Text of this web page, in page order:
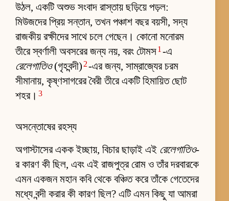
উঠল, একটি অশুভ সংবাদ রাস্তায় ছড়িয়ে পড়ল:
মিউজদের প্রিয় সন্তান, তখন পঞ্চাশ বছর বয়সী, সদ্য
রাজকীয় রক্ষীদের সাথে চলে গেছেন। কোনো মনোরম
তীরে স্বর্ণালী অবসরের জন্য নয়, বরং টোমস1 -এ
রেলেগাতিও(গৃহবন্দী) 2-এর জন্য, সাম্রাজ্যের চরম
সীমানায়, কৃষ্ণসাগরের বৈরী তীরে একটি হিমায়িত ছোট
শহর। 3
অসন্তোষের রহস্য
অগাস্টাসের একক ইচ্ছায়, বিচার ছাড়াই এই রেলেগাতিও-
র কারণ কী ছিল, এবং এই রাজপুত্র রোম ও তাঁর দরবারকে
এমন একজন মহান কবি থেকে বঞ্চিত করে তাঁকে গেতেদের
মধ্যে বন্দী করার কী কারণ ছিল? এটি এমন কিছু যা আমরা